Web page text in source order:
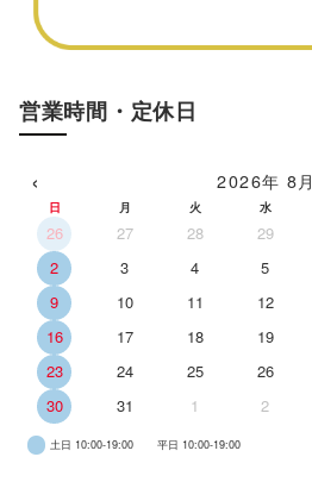
営業時間・定休日
‹ 2026年 8月
日 月 火 水
26 27 28 29
2
3 4 5
9
10 11 12
16
17 18 19
23
24 25 26
30
31 1 2
土日 10:00-19:00 平日 10:00-19:00